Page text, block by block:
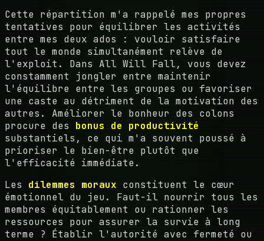
Cette répartition m'a rappelé mes propres
tentatives pour équilibrer les activités
entre mes deux ados : vouloir satisfaire
tout le monde simultanément relève de
l'exploit. Dans All Will Fall, vous devez
constamment jongler entre maintenir
l'équilibre entre les groupes ou favoriser
une caste au détriment de la motivation des
autres. Améliorer le bonheur des colons
procure des bonus de productivité
substantiels, ce qui m'a souvent poussé à
prioriser le bien-être plutôt que
l'efficacité immédiate.
Les dilemmes moraux constituent le cœur
émotionnel du jeu. Faut-il nourrir tous les
membres équitablement ou rationner les
ressources pour assurer la survie à long
terme ? Établir l'autorité avec fermeté ou